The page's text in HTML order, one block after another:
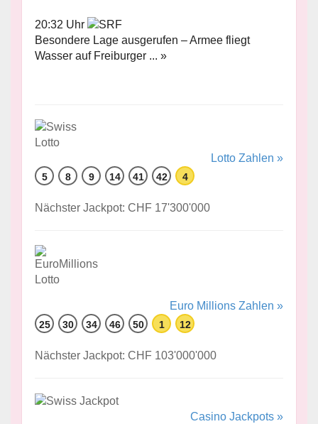
20:32 Uhr
Besondere Lage ausgerufen – Armee fliegt
Wasser auf Freiburger ... »
Lotto Zahlen »
5 8 9 14 41 42 4
Nächster Jackpot: CHF 17'300'000
Euro Millions Zahlen »
25 30 34 46 50 1 12
Nächster Jackpot: CHF 103'000'000
Casino Jackpots »